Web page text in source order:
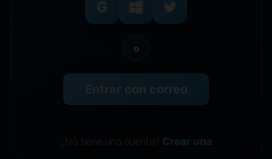
o
Entrar con correo
¿No tiene una cuenta? Crear una